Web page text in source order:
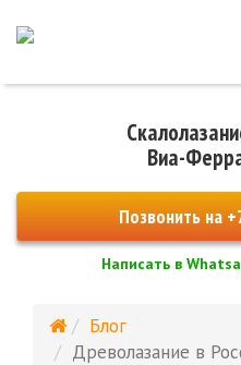
Виа-
Позвонить на
Написать в
Блог
Древолазание в